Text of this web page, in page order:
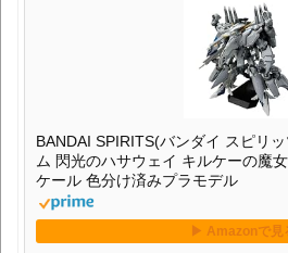
BANDAI SPIRITS(バンダイ スピリ
ム 閃光のハサウェイ キルケーの魔
ケール 色分け済みプラモデル